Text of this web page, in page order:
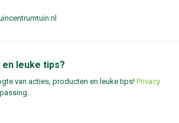
leuke tips?
van acties, producten en leuke tips! Privacy